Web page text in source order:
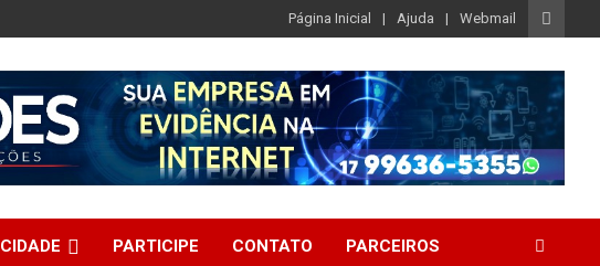
Página Inicial Ajuda Webmail
CIDADE PARTICIPE CONTATO PARCEIROS